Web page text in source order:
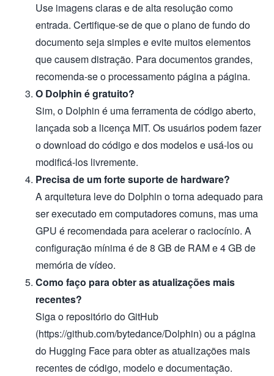
Use imagens claras e de alta resolução como
entrada. Certifique-se de que o plano de fundo do
documento seja simples e evite muitos elementos
que causem distração. Para documentos grandes,
recomenda-se o processamento página a página.
O Dolphin é gratuito?
Sim, o Dolphin é uma ferramenta de código aberto,
lançada sob a licença MIT. Os usuários podem fazer
o download do código e dos modelos e usá-los ou
modificá-los livremente.
Precisa de um forte suporte de hardware?
A arquitetura leve do Dolphin o torna adequado para
ser executado em computadores comuns, mas uma
GPU é recomendada para acelerar o raciocínio. A
configuração mínima é de 8 GB de RAM e 4 GB de
memória de vídeo.
Como faço para obter as atualizações mais
recentes?
Siga o repositório do GitHub
(https://github.com/bytedance/Dolphin) ou a página
do Hugging Face para obter as atualizações mais
recentes de código, modelo e documentação.